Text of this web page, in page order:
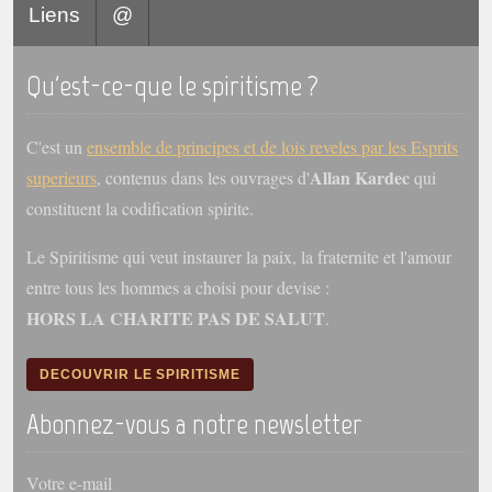
Galerie
Vidéoscope
Filmothèque
Les Illustrés
Vidéos courtes de Divaldo
Liens @
Qu'est-ce-que le spiritisme ?
C'est un ensemble de principes et de lois reveles par les Esprits
superieurs, contenus dans les ouvrages d'Allan Kardecqui
constituent la codification spirite.
Le Spiritisme qui veut instaurer la paix, la fraternite et l'amour
entre tous les hommes a choisi pour devise :
HORS LA CHARITE PAS DE SALUT.
DECOUVRIR LE SPIRITISME
Abonnez-vous a notre newsletter
Votre e-mail